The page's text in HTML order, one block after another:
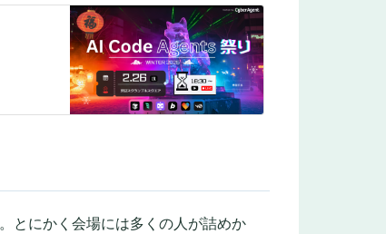
とにかく会場には多くの人が詰めか